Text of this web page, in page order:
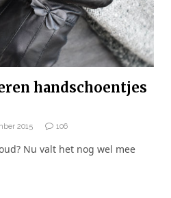
handschoentjes
2015 106
Nu valt het nog wel mee